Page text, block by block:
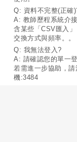
Q: 資料不完整(正確
A: 教師歷程系統介
含某些「CSV匯入
交換方式與頻率。。
Q: 我無法登入?
A: 請確認您的單一
若需進一步協助，
機:3484